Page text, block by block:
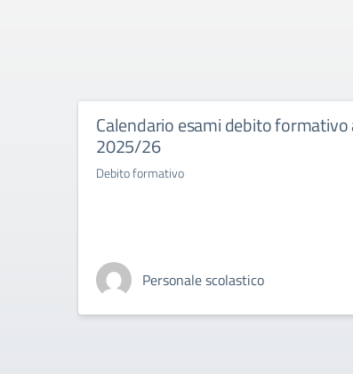
Calendario esami debito formativo
2025/26
Debito formativo
Personale scolastico